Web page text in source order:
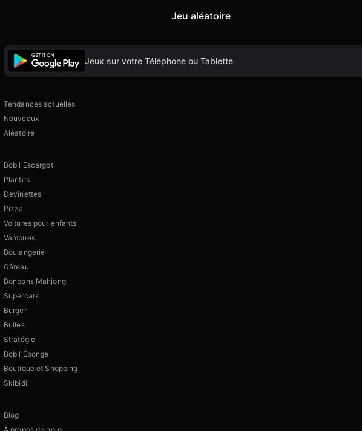
Jeu aléatoire
Jeux sur votre Téléphone ou Tablette
Tendances actuelles
Nouveaux
Aléatoire
Bob l'Escargot
Plantes
Devinettes
Pizza
Voitures pour enfants
Vampires
Boulangerie
Gâteau
Bonbons Mahjong
Supercars
Burger
Bulles
Stratégie
Bob l'Éponge
Boutique et Shopping
Skibidi
Blog